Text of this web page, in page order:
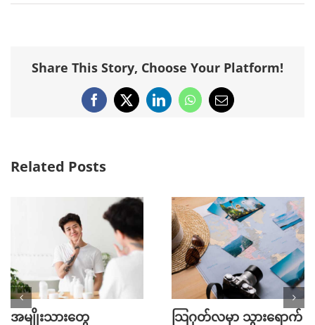
Share This Story, Choose Your Platform!
Facebook
X LinkedInWhatsApp
Email
Related Posts
အမျိုးသားတွေ သြဂုတ်လမှာ သွားရောက်